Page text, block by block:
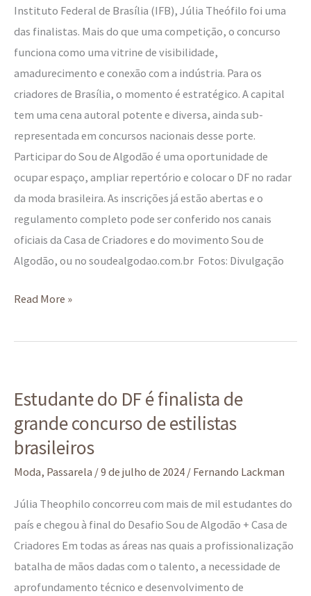
Instituto Federal de Brasília (IFB), Júlia Theófilo foi uma
das finalistas. Mais do que uma competição, o concurso
funciona como uma vitrine de visibilidade,
amadurecimento e conexão com a indústria. Para os
criadores de Brasília, o momento é estratégico. A capital
tem uma cena autoral potente e diversa, ainda sub-
representada em concursos nacionais desse porte.
Participar do Sou de Algodão é uma oportunidade de
ocupar espaço, ampliar repertório e colocar o DF no radar
da moda brasileira. As inscrições já estão abertas e o
regulamento completo pode ser conferido nos canais
oficiais da Casa de Criadores e do movimento Sou de
Algodão, ou no soudealgodao.com.br Fotos: Divulgação
Read More »
Estudante do DF é finalista de
grande concurso de estilistas
brasileiros
Moda, Passarela /9 de julho de 2024 / Fernando Lackman
Júlia Theophilo concorreu com mais de mil estudantes do
país e chegou à final do Desafio Sou de Algodão + Casa de
Criadores Em todas as áreas nas quais a profissionalização
batalha de mãos dadas com o talento, a necessidade de
aprofundamento técnico e desenvolvimento de
do
DF
é
grande
concurso
de
estilistas
brasileiros